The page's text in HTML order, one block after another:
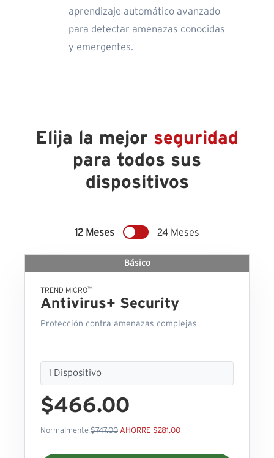
aprendizaje automático avanzado
para detectar amenazas conocidas
y emergentes.
Elija la mejor seguridad
para todos sus
dispositivos
12 Meses 24 Meses
Básico
TREND MICRO™
Antivirus+ Security
Protección contra amenazas complejas
$466.00
Normalmente $747.00 AHORRE $281.00